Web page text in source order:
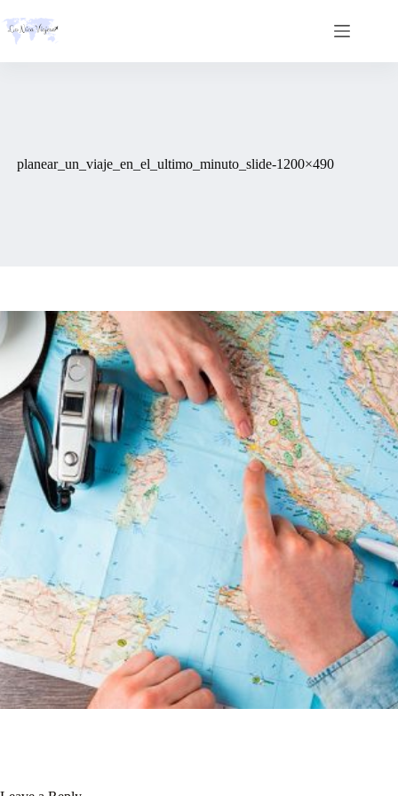
to
content
planear_un_viaje_en_el_ultimo_minuto_slide-1200×490